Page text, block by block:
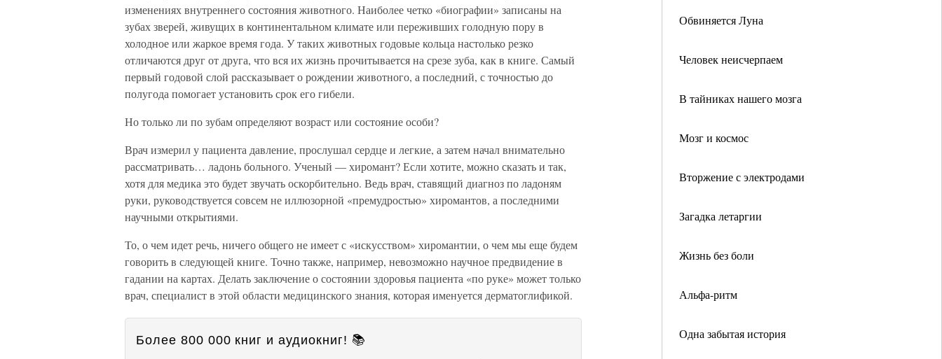
Обвиняется Луна
Человек неисчерпаем
В тайниках нашего мозга
Мозг и космос
Вторжение с электродами
Загадка летаргии
Жизнь без боли
Альфа-ритм
Одна забытая история
изменениях внутреннего состояния животного. Наиболее четко «биографии» записаны на
зубах зверей, живущих в континентальном климате или переживших голодную пору в
холодное или жаркое время года. У таких животных годовые кольца настолько резко
отличаются друг от друга, что вся их жизнь прочитывается на срезе зуба, как в книге. Самый
первый годовой слой рассказывает о рождении животного, а последний, с точностью до
полугода помогает установить срок его гибели.
Но только ли по зубам определяют возраст или состояние особи?
Врач измерил у пациента давление, прослушал сердце и легкие, а затем начал внимательно
рассматривать… ладонь больного. Ученый — хиромант? Если хотите, можно сказать и так,
хотя для медика это будет звучать оскорбительно. Ведь врач, ставящий диагноз по ладоням
руки, руководствуется совсем не иллюзорной «премудростью» хиромантов, а последними
научными открытиями.
То, о чем идет речь, ничего общего не имеет с «искусством» хиромантии, о чем мы еще будем
говорить в следующей книге. Точно также, например, невозможно научное предвидение в
гадании на картах. Делать заключение о состоянии здоровья пациента «по руке» может только
врач, специалист в этой области медицинского знания, которая именуется дерматоглификой.
Более 800 000 книг и аудиокниг! 📚